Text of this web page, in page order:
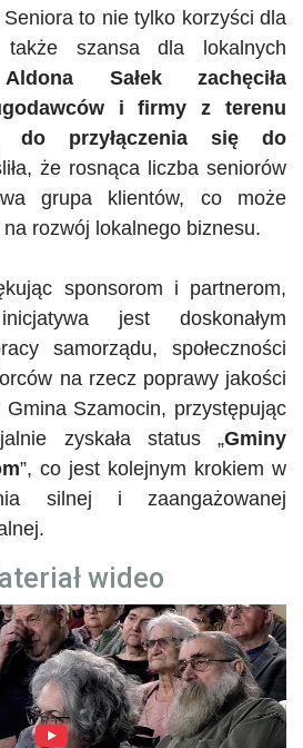
to nie tylko korzyści dla
także szansa dla lokalnych
Sałek zachęciła
i firmy z terenu
do przyłączenia się do
że rosnąca liczba seniorów
grupa klientów, co może
na rozwój lokalnego biznesu.
sponsorom i partnerom,
jest doskonałym
samorządu, społeczności
na rzecz poprawy jakości
Szamocin, przystępując
zyskała status „Gminy
”, co jest kolejnym krokiem w
silnej i zaangażowanej
wideo